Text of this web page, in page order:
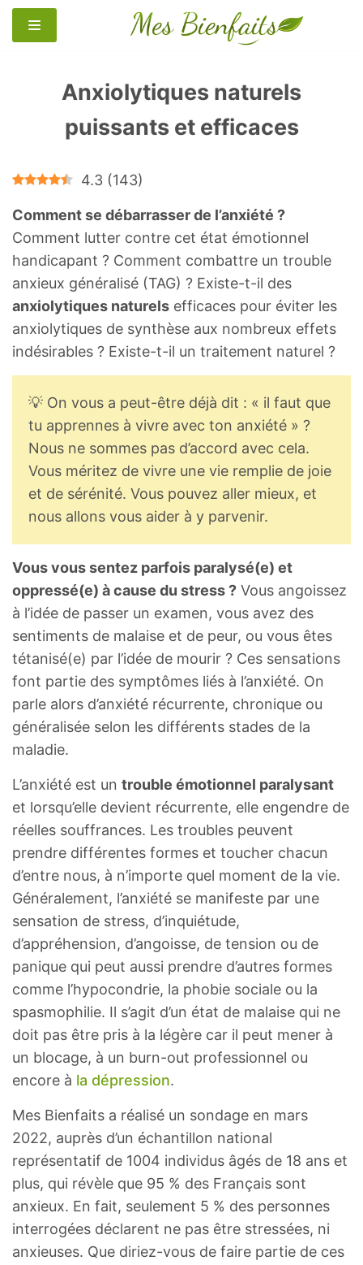
Aller
au
Anxiolytiques naturels
puissants et efficaces
4.3 (143)
Comment se débarrasser de l’anxiété ?
Comment lutter contre cet état émotionnel
handicapant ? Comment combattre un trouble
anxieux généralisé (TAG) ? Existe-t-il des
anxiolytiques naturels efficaces pour éviter les
anxiolytiques de synthèse aux nombreux effets
indésirables ? Existe-t-il un traitement naturel ?
💡 On vous a peut-être déjà dit : « il faut que
tu apprennes à vivre avec ton anxiété » ?
Nous ne sommes pas d’accord avec cela.
Vous méritez de vivre une vie remplie de joie
et de sérénité. Vous pouvez aller mieux, et
nous allons vous aider à y parvenir.
Vous vous sentez parfois paralysé(e) et
oppressé(e) à cause du stress ? Vous angoissez
à l’idée de passer un examen, vous avez des
sentiments de malaise et de peur, ou vous êtes
tétanisé(e) par l’idée de mourir ? Ces sensations
font partie des symptômes liés à l’anxiété. On
parle alors d’anxiété récurrente, chronique ou
généralisée selon les différents stades de la
maladie.
L’anxiété est un trouble émotionnel paralysant
et lorsqu’elle devient récurrente, elle engendre de
réelles souffrances. Les troubles peuvent
prendre différentes formes et toucher chacun
d’entre nous, à n’importe quel moment de la vie.
Généralement, l’anxiété se manifeste par une
sensation de stress, d’inquiétude,
d’appréhension, d’angoisse, de tension ou de
panique qui peut aussi prendre d’autres formes
comme l’hypocondrie, la phobie sociale ou la
spasmophilie. Il s’agit d’un état de malaise qui ne
doit pas être pris à la légère car il peut mener à
un blocage, à un burn-out professionnel ou
encore à la dépression.
Mes Bienfaits a réalisé un sondage en mars
2022, auprès d’un échantillon national
représentatif de 1004 individus âgés de 18 ans et
plus, qui révèle que 95 % des Français sont
anxieux. En fait, seulement 5 % des personnes
interrogées déclarent ne pas être stressées, ni
anxieuses. Que diriez-vous de faire partie de ces